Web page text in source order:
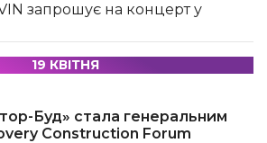
запрошує на концерт у
19 КВІТНЯ
Буд» стала генеральним
Construction Forum